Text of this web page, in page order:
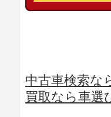
中古車検索な
買取なら車選